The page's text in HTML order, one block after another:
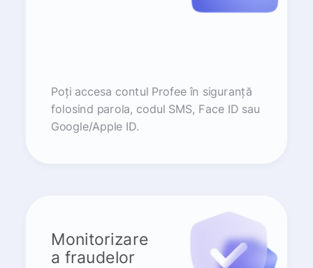
Poți accesa contul Profee în siguranță
folosind parola, codul SMS, Face ID sau
Google/Apple ID.
Monitorizare
a fraudelor